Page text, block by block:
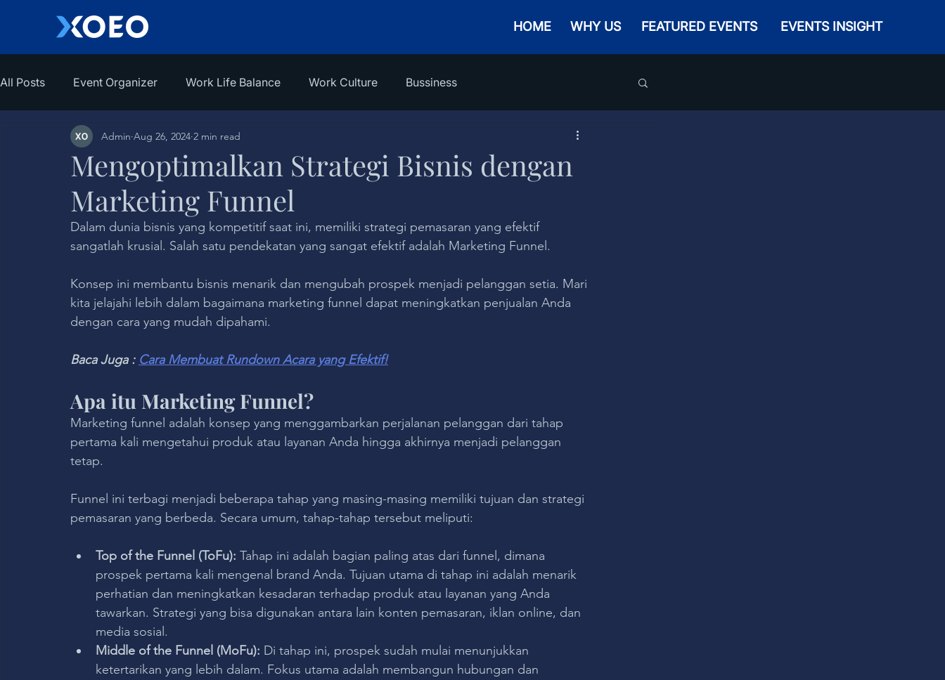
HOME WHY US FEATURED EVENTS EVENTS INSIGHT
All Posts Event Organizer Work Life Balance Work Culture Bussiness
Mengoptimalkan Strategi Bisnis dengan
Marketing Funnel
Admin Aug 26, 2024 2 min read
Dalam dunia bisnis yang kompetitif saat ini, memiliki strategi pemasaran yang efektif
sangatlah krusial. Salah satu pendekatan yang sangat efektif adalah Marketing Funnel.
Konsep ini membantu bisnis menarik dan mengubah prospek menjadi pelanggan setia. Mari
kita jelajahi lebih dalam bagaimana marketing funnel dapat meningkatkan penjualan Anda
dengan cara yang mudah dipahami.
Baca Juga : Cara Membuat Rundown Acara yang Efektif!
Apa itu Marketing Funnel?
Marketing funnel adalah konsep yang menggambarkan perjalanan pelanggan dari tahap
pertama kali mengetahui produk atau layanan Anda hingga akhirnya menjadi pelanggan
tetap.
Funnel ini terbagi menjadi beberapa tahap yang masing-masing memiliki tujuan dan strategi
pemasaran yang berbeda. Secara umum, tahap-tahap tersebut meliputi:
Top of the Funnel (ToFu): Tahap ini adalah bagian paling atas dari funnel, dimana
prospek pertama kali mengenal brand Anda. Tujuan utama di tahap ini adalah menarik
perhatian dan meningkatkan kesadaran terhadap produk atau layanan yang Anda
tawarkan. Strategi yang bisa digunakan antara lain konten pemasaran, iklan online, dan
media sosial.
Middle of the Funnel (MoFu): Di tahap ini, prospek sudah mulai menunjukkan
ketertarikan yang lebih dalam. Fokus utama adalah membangun hubungan dan